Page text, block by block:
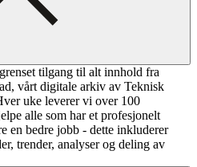
tilgang til alt innhold fra
vårt digitale arkiv av Teknisk
uke leverer vi over 100
alle som har et profesjonelt
en bedre jobb - dette inkluderer
trender, analyser og deling av